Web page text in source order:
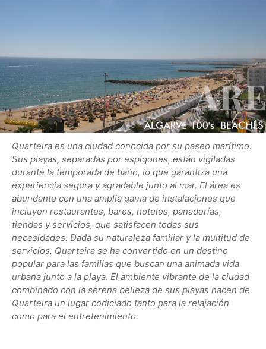
Quarteira es una ciudad conocida por su paseo marítimo.
Sus playas, separadas por espigones, están vigiladas
durante la temporada de baño, lo que garantiza una
experiencia segura y agradable junto al mar. El área es
abundante con una amplia gama de instalaciones que
incluyen restaurantes, bares, hoteles, panaderías,
tiendas y servicios, que satisfacen todas sus
necesidades. Dada su naturaleza familiar y la multitud de
servicios, Quarteira se ha convertido en un destino
popular para las familias que buscan una animada vida
urbana junto a la playa. El ambiente vibrante de la ciudad
combinado con la serena belleza de sus playas hacen de
Quarteira un lugar codiciado tanto para la relajación
como para el entretenimiento.